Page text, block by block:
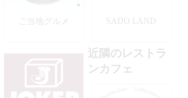
ご当地グルメ SADO LAND
近隣のレストラ
ンカフェ